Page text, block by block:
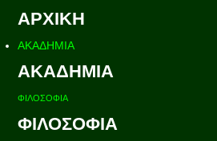
ΑΡΧΙΚΗ
ΑΚΑΔΗΜΙΑ
ΑΚΑΔΗΜΙΑ
ΦΙΛΟΣΟΦΙΑ
ΦΙΛΟΣΟΦΙΑ